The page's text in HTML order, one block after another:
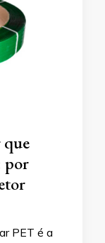
que
por
PET é a